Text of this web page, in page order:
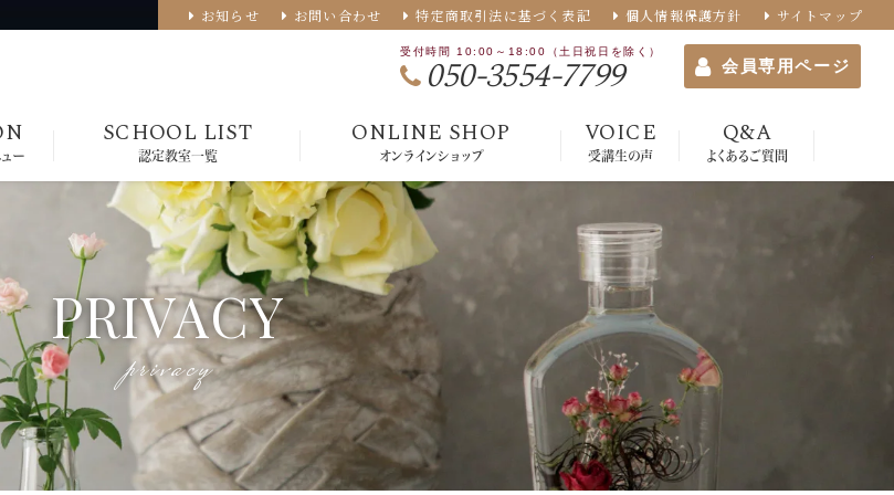
お知らせ お問い合わせ 特定商取引法に基づく表記 個人情報保護方針 サイトマップ
受付時間 10:00～18:00（土日祝日を除く）
050-3554-7799 会員専用ページ
ー
SCHOOL LIST
認定教室一覧
ONLINE SHOP
オンラインショップ
VOICE
受講生の声
Q&A
よくあるご質問
PRIVACY
privacy